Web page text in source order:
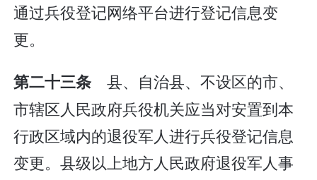
通过兵役登记网络平台进行登记信息变
更。
第二十三条 县、自治县、不设区的市、
市辖区人民政府兵役机关应当对安置到本
行政区域内的退役军人进行兵役登记信息
变更。县级以上地方人民政府退役军人事